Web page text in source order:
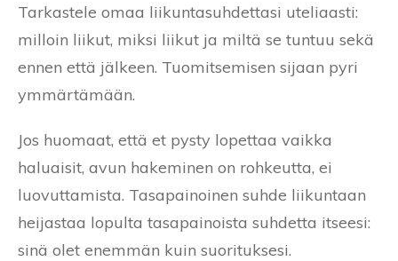
Tarkastele omaa liikuntasuhdettasi uteliaasti:
milloin liikut, miksi liikut ja miltä se tuntuu sekä
ennen että jälkeen. Tuomitsemisen sijaan pyri
ymmärtämään.
Jos huomaat, että et pysty lopettaa vaikka
haluaisit, avun hakeminen on rohkeutta, ei
luovuttamista. Tasapainoinen suhde liikuntaan
heijastaa lopulta tasapainoista suhdetta itseesi:
sinä olet enemmän kuin suorituksesi.